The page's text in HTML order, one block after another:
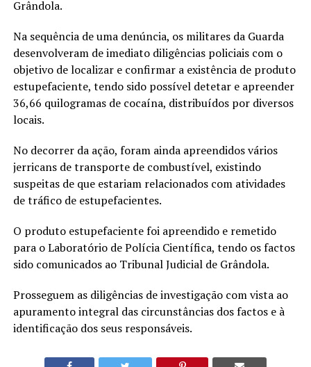
Grândola.
Na sequência de uma denúncia, os militares da Guarda
desenvolveram de imediato diligências policiais com o
objetivo de localizar e confirmar a existência de produto
estupefaciente, tendo sido possível detetar e apreender
36,66 quilogramas de cocaína, distribuídos por diversos
locais.
No decorrer da ação, foram ainda apreendidos vários
jerricans de transporte de combustível, existindo
suspeitas de que estariam relacionados com atividades
de tráfico de estupefacientes.
O produto estupefaciente foi apreendido e remetido
para o Laboratório de Polícia Científica, tendo os factos
sido comunicados ao Tribunal Judicial de Grândola.
Prosseguem as diligências de investigação com vista ao
apuramento integral das circunstâncias dos factos e à
identificação dos seus responsáveis.